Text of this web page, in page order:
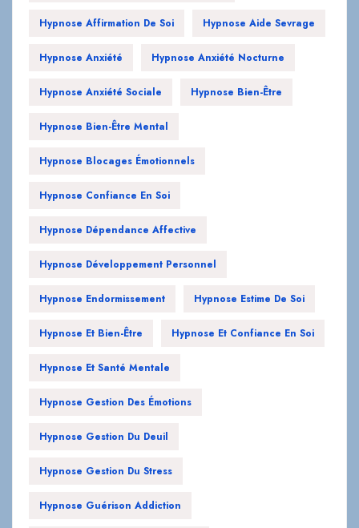
Hypnose Affirmation De Soi Hypnose Aide Sevrage
Hypnose Anxiété Hypnose Anxiété Nocturne
Hypnose Anxiété Sociale Hypnose Bien-Être
Hypnose Bien-Être Mental
Hypnose Blocages Émotionnels
Hypnose Confiance En Soi
Hypnose Dépendance Affective
Hypnose Développement Personnel
Hypnose Endormissement Hypnose Estime De Soi
Hypnose Et Bien-Être Hypnose Et Confiance En Soi
Hypnose Et Santé Mentale
Hypnose Gestion Des Émotions
Hypnose Gestion Du Deuil
Hypnose Gestion Du Stress
Hypnose Guérison Addiction